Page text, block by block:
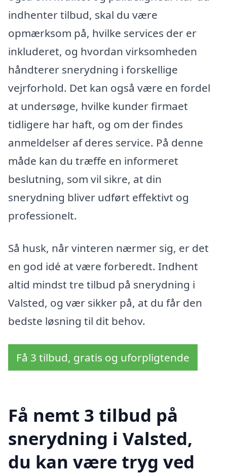
indhenter tilbud, skal du være
opmærksom på, hvilke services der er
inkluderet, og hvordan virksomheden
håndterer snerydning i forskellige
vejrforhold. Det kan også være en fordel
at undersøge, hvilke kunder firmaet
tidligere har haft, og om der findes
anmeldelser af deres service. På denne
måde kan du træffe en informeret
beslutning, som vil sikre, at din
snerydning bliver udført effektivt og
professionelt.
Så husk, når vinteren nærmer sig, er det
en god idé at være forberedt. Indhent
altid mindst tre tilbud på snerydning i
Valsted, og vær sikker på, at du får den
bedste løsning til dit behov.
Få 3 tilbud, gratis og uforpligtende
Få nemt 3 tilbud på
snerydning i Valsted,
du kan være tryg ved